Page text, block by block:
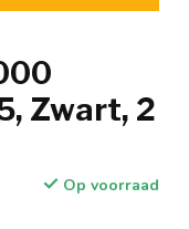
Zwart, 2
Op voorraad